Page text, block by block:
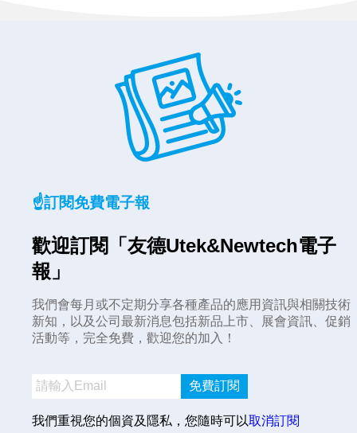
☝️訂閱免費電子報
歡迎訂閱「友德Utek&Newtech電子
報」
我們會每月或不定期分享各種產品的應用資訊與相關技術
新知，以及公司最新消息包括新品上市、展會資訊、促銷
活動等，完全免費，歡迎您的加入！
免費訂閱
我們重視您的個資及隱私，您隨時可以取消訂閱